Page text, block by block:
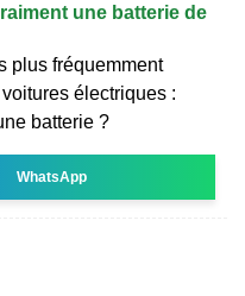
une batterie de
plus fréquemment
électriques :
batterie ?
WhatsApp